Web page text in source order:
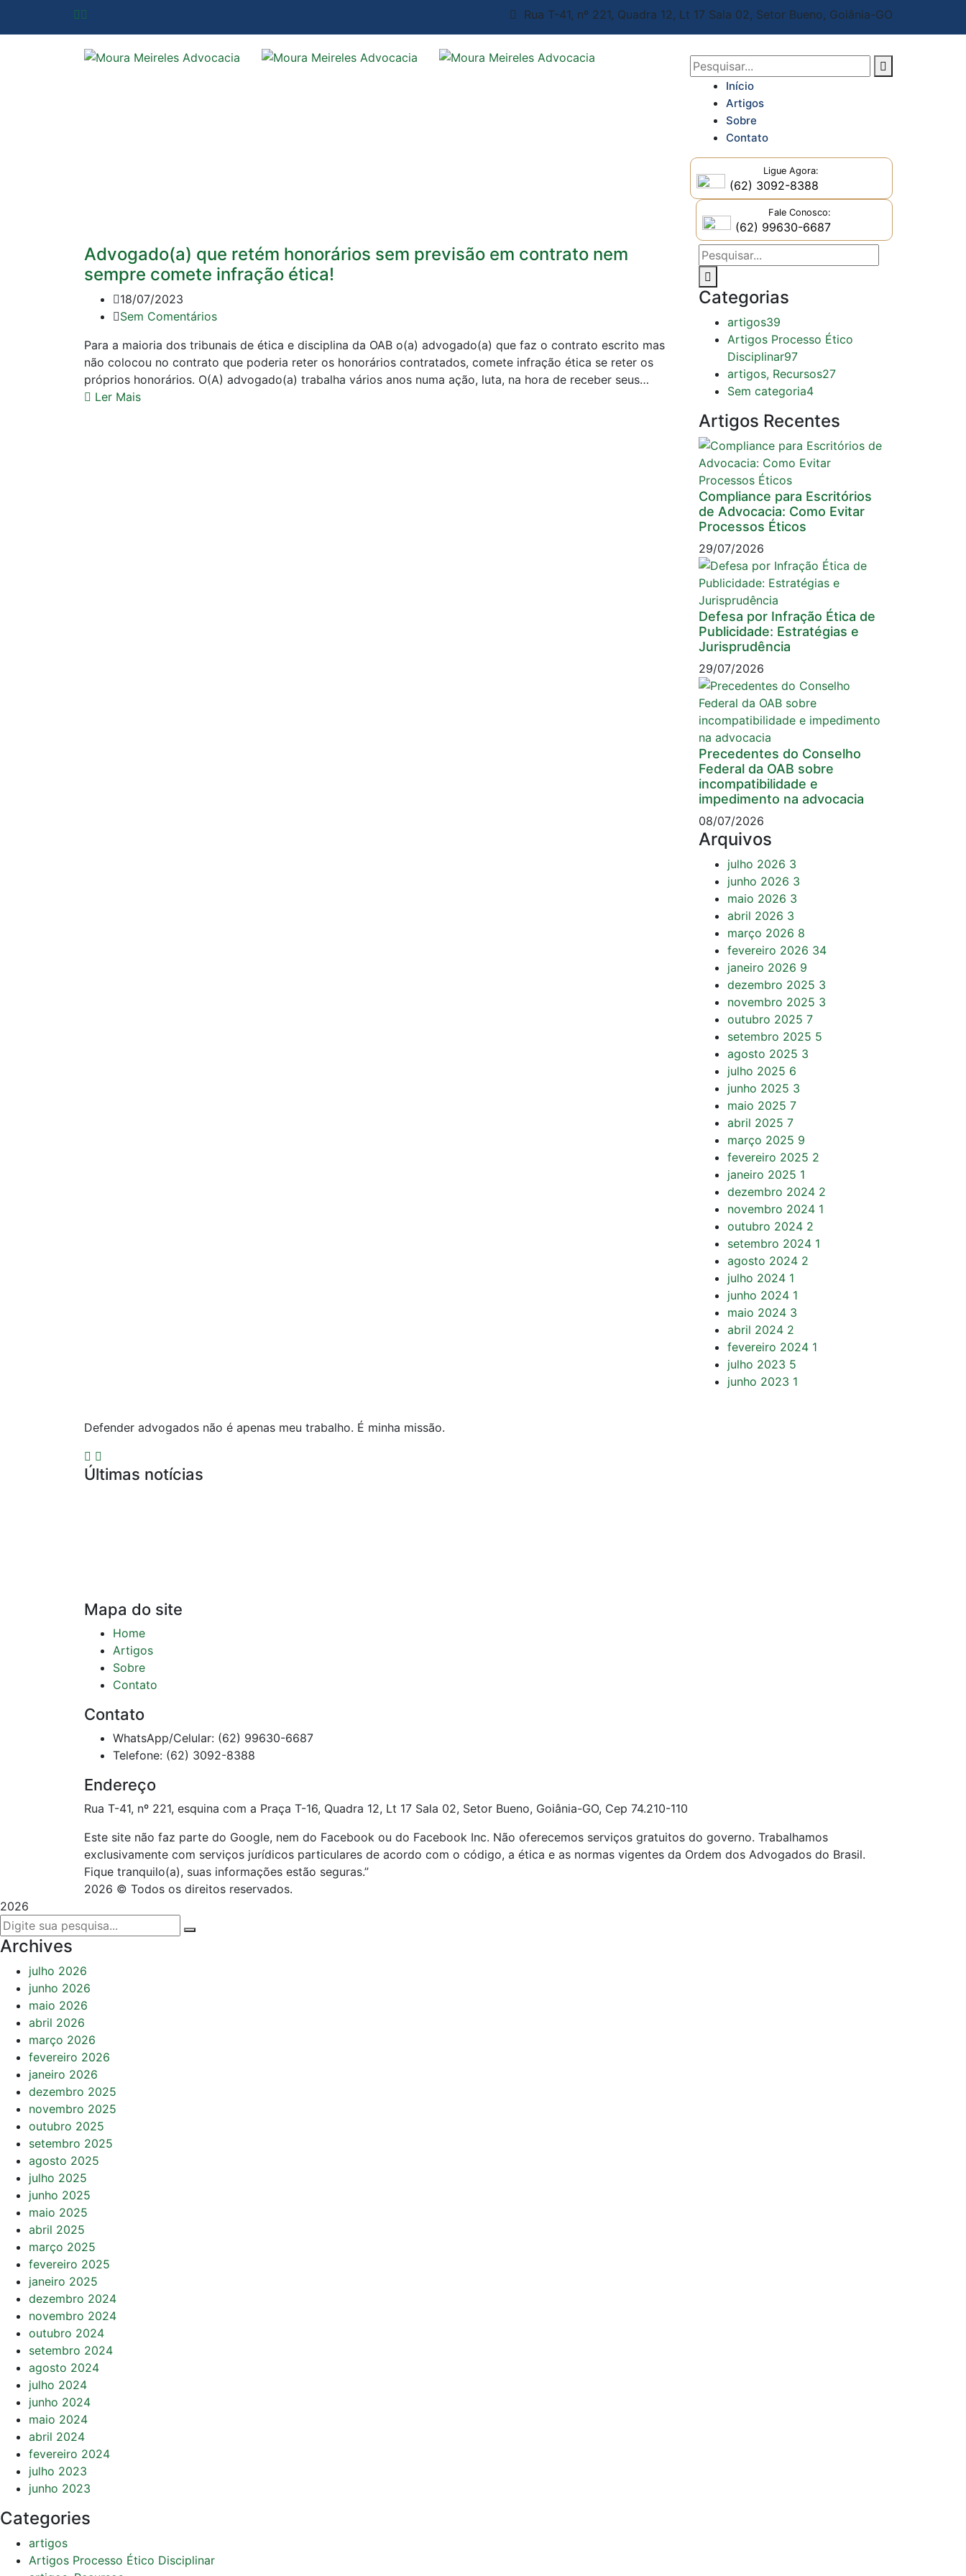
Rua T-41, nº 221, Quadra 12, Lt 17 Sala 02, Setor Bueno, Goiânia-GO
Início
Artigos
Sobre
Contato
Ligue Agora:
(62) 3092-8388
Fale Conosco:
(62) 99630-6687
Advogado(a) que retém honorários sem previsão em contrato nem
sempre comete infração ética!
18/07/2023
Sem Comentários
Para a maioria dos tribunais de ética e disciplina da OAB o(a) advogado(a) que faz o contrato escrito mas
não colocou no contrato que poderia reter os honorários contratados, comete infração ética se reter os
próprios honorários. O(A) advogado(a) trabalha vários anos numa ação, luta, na hora de receber seus…
Ler Mais
Categorias
artigos39
Artigos Processo Ético
Disciplinar97
artigos, Recursos27
Sem categoria4
Artigos Recentes
Compliance para Escritórios
de Advocacia: Como Evitar
Processos Éticos
29/07/2026
Defesa por Infração Ética de
Publicidade: Estratégias e
Jurisprudência
29/07/2026
Precedentes do Conselho
Federal da OAB sobre
incompatibilidade e
impedimento na advocacia
08/07/2026
Arquivos
julho 2026 3
junho 2026 3
maio 2026 3
abril 2026 3
março 2026 8
fevereiro 2026 34
janeiro 2026 9
dezembro 2025 3
novembro 2025 3
outubro 2025 7
setembro 2025 5
agosto 2025 3
julho 2025 6
junho 2025 3
maio 2025 7
abril 2025 7
março 2025 9
fevereiro 2025 2
janeiro 2025 1
dezembro 2024 2
novembro 2024 1
outubro 2024 2
setembro 2024 1
agosto 2024 2
julho 2024 1
junho 2024 1
maio 2024 3
abril 2024 2
fevereiro 2024 1
julho 2023 5
junho 2023 1
Defender advogados não é apenas meu trabalho. É minha missão.
Últimas notícias
Mapa do site
Home
Artigos
Sobre
Contato
Contato
WhatsApp/Celular: (62) 99630-6687
Telefone: (62) 3092-8388
Endereço
Rua T-41, nº 221, esquina com a Praça T-16, Quadra 12, Lt 17 Sala 02, Setor Bueno, Goiânia-GO, Cep 74.210-110
Este site não faz parte do Google, nem do Facebook ou do Facebook Inc. Não oferecemos serviços gratuitos do governo. Trabalhamos
exclusivamente com serviços jurídicos particulares de acordo com o código, a ética e as normas vigentes da Ordem dos Advogados do Brasil.
Fique tranquilo(a), suas informações estão seguras.”
2026 © Todos os direitos reservados.
2026
Archives
julho 2026
junho 2026
maio 2026
abril 2026
março 2026
fevereiro 2026
janeiro 2026
dezembro 2025
novembro 2025
outubro 2025
setembro 2025
agosto 2025
julho 2025
junho 2025
maio 2025
abril 2025
março 2025
fevereiro 2025
janeiro 2025
dezembro 2024
novembro 2024
outubro 2024
setembro 2024
agosto 2024
julho 2024
junho 2024
maio 2024
abril 2024
fevereiro 2024
julho 2023
junho 2023
Categories
artigos
Artigos Processo Ético Disciplinar